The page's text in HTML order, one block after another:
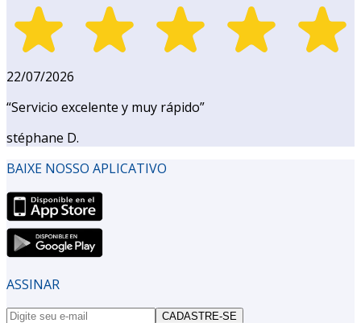
22/07/2026
“Servicio excelente y muy rápido”
stéphane D.
BAIXE NOSSO APLICATIVO
ASSINAR
CADASTRE-SE